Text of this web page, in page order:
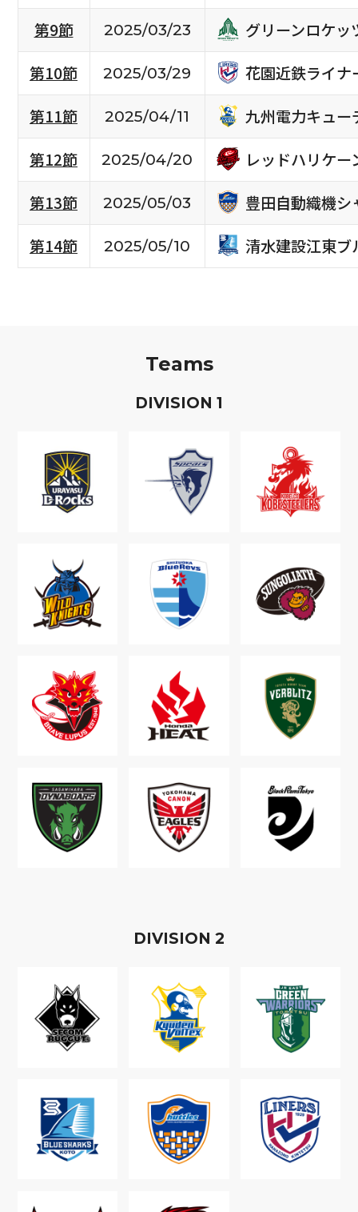
第9節
2025/03/23
グリーンロケッ
第10節
2025/03/29
花園近鉄ライナ
第11節
2025/04/11
九州電力キュー
第12節
2025/04/20
レッドハリケー
第13節
2025/05/03
豊田自動織機シ
第14節
2025/05/10 清水建設江東ブ
Teams
DIVISION 1
DIVISION 2